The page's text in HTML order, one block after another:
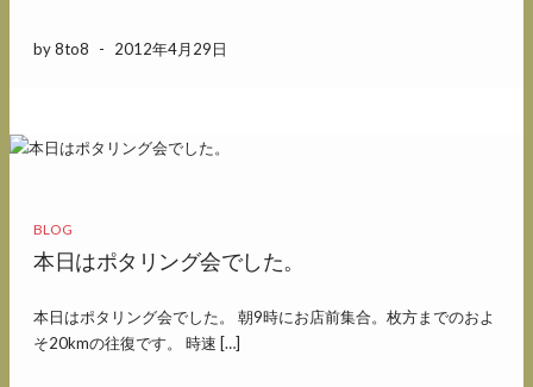
by 8to8 - 2012年4月29日
BLOG
本日はポタリング会でした。
本日はポタリング会でした。 朝9時にお店前集合。枚方までのおよ
そ20kmの往復です。 時速 […]